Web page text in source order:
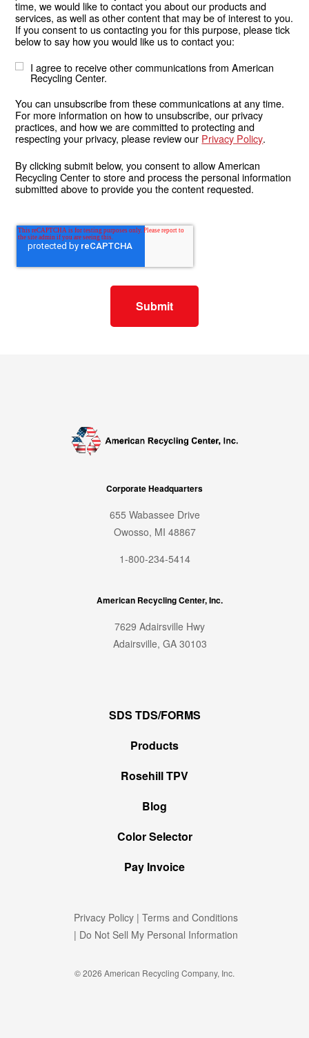
time, we would like to contact you about our products and
services, as well as other content that may be of interest to you.
If you consent to us contacting you for this purpose, please tick
below to say how you would like us to contact you:
I agree to receive other communications from American
Recycling Center.
You can unsubscribe from these communications at any time.
For more information on how to unsubscribe, our privacy
practices, and how we are committed to protecting and
respecting your privacy, please review our Privacy Policy.
By clicking submit below, you consent to allow American
Recycling Center to store and process the personal information
submitted above to provide you the content requested.
Corporate Headquarters
655 Wabassee Drive
Owosso, MI 48867
1-800-234-5414
American Recycling Center, Inc.
7629 Adairsville Hwy
Adairsville, GA 30103
SDS TDS/FORMS
Products
Rosehill TPV
Blog
Color Selector
Pay Invoice
Privacy Policy| Terms and Conditions
| Do Not Sell My Personal Information
© 2026 American Recycling Company, Inc.